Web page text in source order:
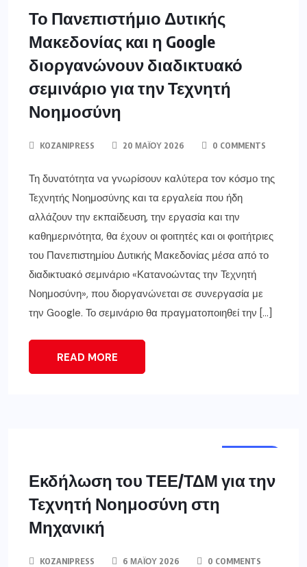
Το Πανεπιστήμιο Δυτικής
Μακεδονίας και η Google
διοργανώνουν διαδικτυακό
σεμινάριο για την Τεχνητή
Νοημοσύνη
KOZANIPRESS 20 ΜΑΪ́ΟΥ 2026 0 COMMENTS
Τη δυνατότητα να γνωρίσουν καλύτερα τον κόσμο της
Τεχνητής Νοημοσύνης και τα εργαλεία που ήδη
αλλάζουν την εκπαίδευση, την εργασία και την
καθημερινότητα, θα έχουν οι φοιτητές και οι φοιτήτριες
του Πανεπιστημίου Δυτικής Μακεδονίας μέσα από το
διαδικτυακό σεμινάριο «Κατανοώντας την Τεχνητή
Νοημοσύνη», που διοργανώνεται σε συνεργασία με
την Google. Το σεμινάριο θα πραγματοποιηθεί την […]
READ MORE
Εκδήλωση του ΤΕΕ/ΤΔΜ για την
Τεχνητή Νοημοσύνη στη
Μηχανική
KOZANIPRESS 6 ΜΑΪ́ΟΥ 2026 0 COMMENTS